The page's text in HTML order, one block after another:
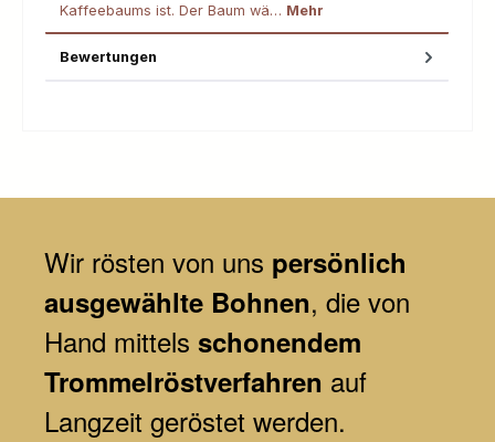
Kaffeebaums ist. Der Baum wä… Mehr
Bewertungen
Wir rösten von uns persönlich
ausgewählte Bohnen, die von
Hand mittels schonendem
Trommelröstverfahren auf
Langzeit geröstet werden.